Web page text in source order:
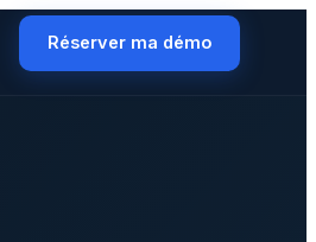
Réserver ma démo